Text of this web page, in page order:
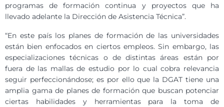
programas de formación continua y proyectos que ha
llevado adelante la Dirección de Asistencia Técnica”.
“En este país los planes de formación de las universidades
están bien enfocados en ciertos empleos. Sin embargo, las
especializaciones técnicas o de distintas áreas están por
fuera de las mallas de estudio por lo cual cobra relevancia
seguir perfeccionándose; es por ello que la DGAT tiene una
amplia gama de planes de formación que buscan potenciar
ciertas habilidades y herramientas para la toma de